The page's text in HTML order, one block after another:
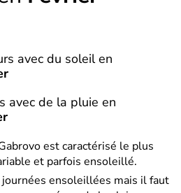
avec du soleil en
avec de la pluie en
est caractérisé le plus
et parfois ensoleillé.
ensoleillées mais il faut